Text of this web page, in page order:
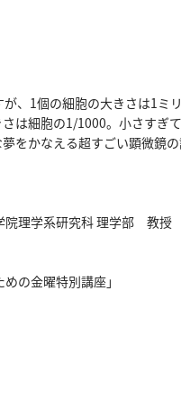
、1個の細胞の大きさは1ミ
は細胞の1/1000。小さすぎ
をかなえる超すごい顕微鏡の
院理学系研究科 理学部　教授
の金曜特別講座」